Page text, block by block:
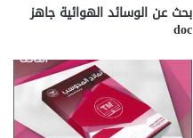
بحث عن الوسائد الهوائية جاهز
doc‎